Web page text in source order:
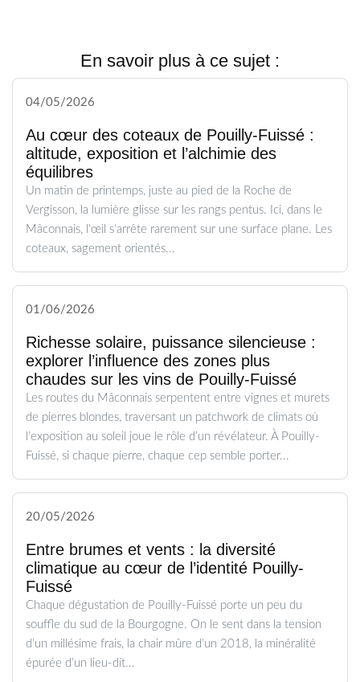
En savoir plus à ce sujet :
04/05/2026
Au cœur des coteaux de Pouilly-Fuissé :
altitude, exposition et l’alchimie des
équilibres
Un matin de printemps, juste au pied de la Roche de
Vergisson, la lumière glisse sur les rangs pentus. Ici, dans le
Mâconnais, l’œil s’arrête rarement sur une surface plane. Les
coteaux, sagement orientés...
01/06/2026
Richesse solaire, puissance silencieuse :
explorer l’influence des zones plus
chaudes sur les vins de Pouilly-Fuissé
Les routes du Mâconnais serpentent entre vignes et murets
de pierres blondes, traversant un patchwork de climats où
l’exposition au soleil joue le rôle d’un révélateur. À Pouilly-
Fuissé, si chaque pierre, chaque cep semble porter...
20/05/2026
Entre brumes et vents : la diversité
climatique au cœur de l’identité Pouilly-
Fuissé
Chaque dégustation de Pouilly-Fuissé porte un peu du
souffle du sud de la Bourgogne. On le sent dans la tension
d’un millésime frais, la chair mûre d’un 2018, la minéralité
épurée d’un lieu-dit...